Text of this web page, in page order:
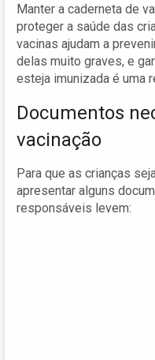
Manter a caderneta de
proteger a saúde das
vacinas ajudam a
delas muito graves, e
esteja imunizada é uma
Documentos
vacinação
Para que as crianças
apresentar alguns
responsáveis levem: